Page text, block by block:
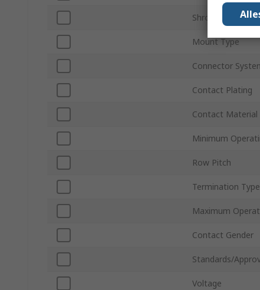
Shrouded/
Mount Type
Connector
Contact Plating
Contact Material
Minimum
Row Pitch
Termination Type
Maximum
Contact Gender
Standards/
Voltage